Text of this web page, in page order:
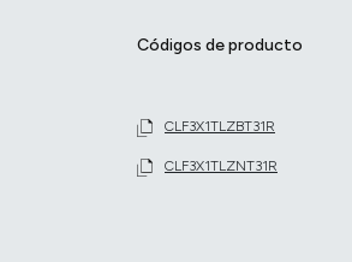
Códigos de producto
CLF3X1TLZBT31R
CLF3X1TLZNT31R